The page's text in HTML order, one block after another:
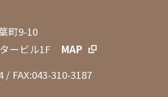
町9-10
ービル1F MAP
/ FAX:043-310-3187